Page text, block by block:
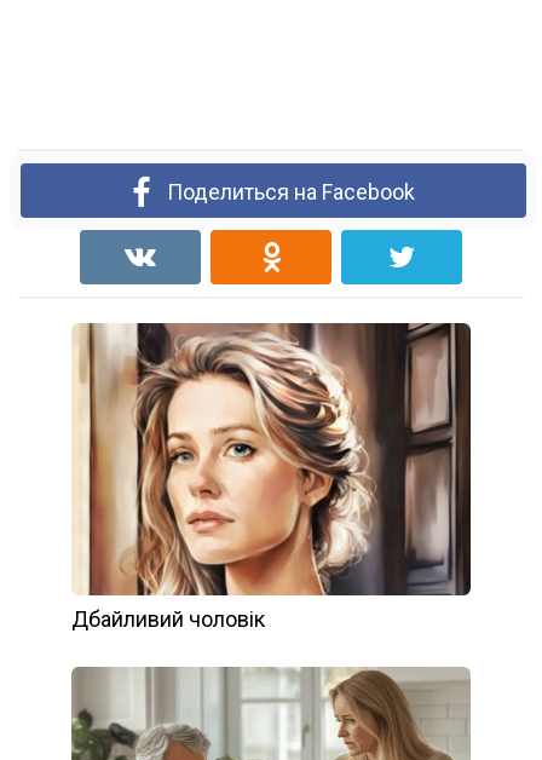
Поделиться на Facebook
Дбайливий чоловік